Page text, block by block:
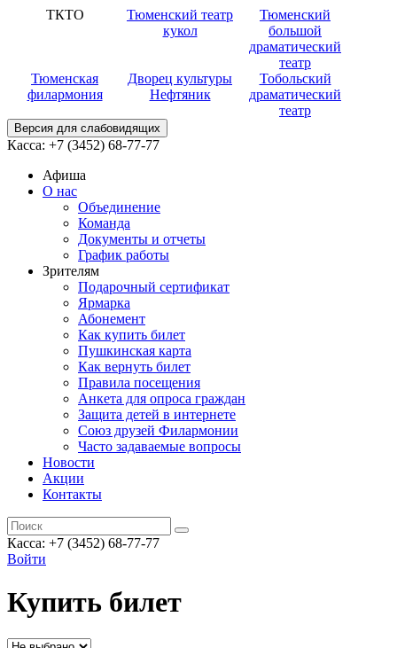
ТКТО
Тюменский театр
кукол
Тюменский
большой
драматический
театр
Тюменская
филармония
Дворец культуры
Нефтяник
Тобольский
драматический
театр
Версия для слабовидящих
Касса: +7 (3452) 68-77-77
Афиша
О нас
Объединение
Команда
Документы и отчеты
График работы
Зрителям
Подарочный сертификат
Ярмарка
Абонемент
Как купить билет
Пушкинская карта
Как вернуть билет
Правила посещения
Анкета для опроса граждан
Защита детей в интернете
Союз друзей Филармонии
Часто задаваемые вопросы
Новости
Акции
Контакты
Касса: +7 (3452) 68-77-77
Войти
Купить билет